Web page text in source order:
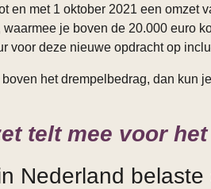
en met 1 oktober 2021 een omzet
je boven de 20.000 euro
voor deze nieuwe opdracht op
boven het drempelbedrag, dan kun
telt mee voor
Nederland belaste